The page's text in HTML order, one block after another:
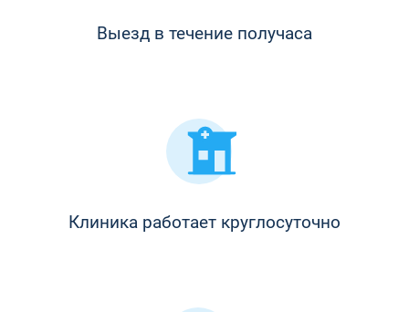
Выезд в течение получаса
Клиника работает круглосуточно